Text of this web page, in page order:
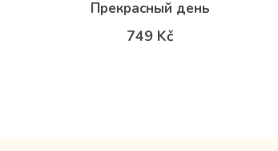
Прекрасный день
749 Kč